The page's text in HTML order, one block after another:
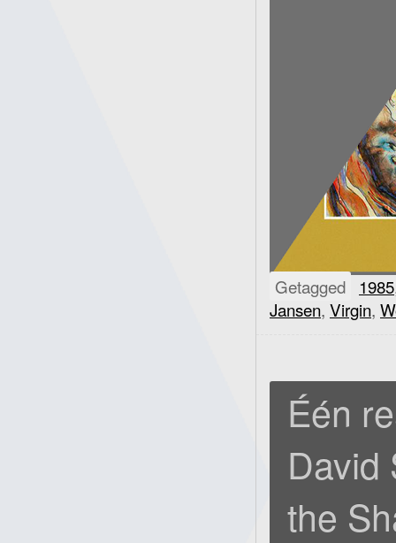
Getagged 1985
Jansen, Virgin,
Één
David
the